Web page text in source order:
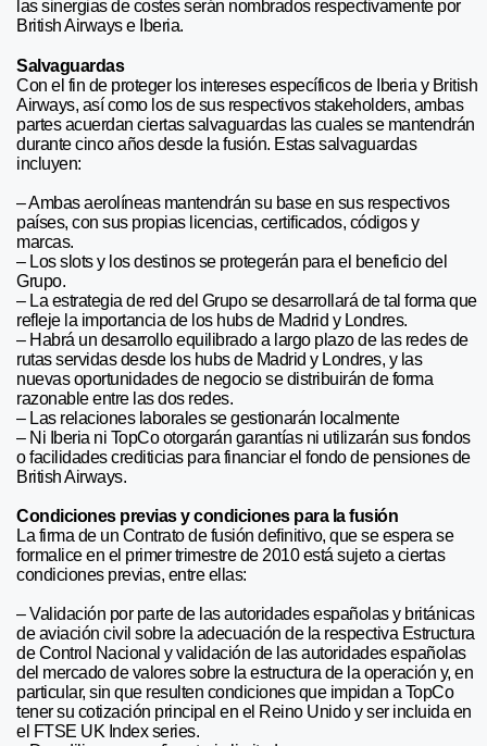
las sinergias de costes serán nombrados respectivamente por
British Airways e Iberia.
Salvaguardas
Con el fin de proteger los intereses específicos de Iberia y British
Airways, así como los de sus respectivos stakeholders, ambas
partes acuerdan ciertas salvaguardas las cuales se mantendrán
durante cinco años desde la fusión. Estas salvaguardas
incluyen:
– Ambas aerolíneas mantendrán su base en sus respectivos
países, con sus propias licencias, certificados, códigos y
marcas.
– Los slots y los destinos se protegerán para el beneficio del
Grupo.
– La estrategia de red del Grupo se desarrollará de tal forma que
refleje la importancia de los hubs de Madrid y Londres.
– Habrá un desarrollo equilibrado a largo plazo de las redes de
rutas servidas desde los hubs de Madrid y Londres, y las
nuevas oportunidades de negocio se distribuirán de forma
razonable entre las dos redes.
– Las relaciones laborales se gestionarán localmente
– Ni Iberia ni TopCo otorgarán garantías ni utilizarán sus fondos
o facilidades crediticias para financiar el fondo de pensiones de
British Airways.
Condiciones previas y condiciones para la fusión
La firma de un Contrato de fusión definitivo, que se espera se
formalice en el primer trimestre de 2010 está sujeto a ciertas
condiciones previas, entre ellas:
– Validación por parte de las autoridades españolas y británicas
de aviación civil sobre la adecuación de la respectiva Estructura
de Control Nacional y validación de las autoridades españolas
del mercado de valores sobre la estructura de la operación y, en
particular, sin que resulten condiciones que impidan a TopCo
tener su cotización principal en el Reino Unido y ser incluida en
el FTSE UK Index series.